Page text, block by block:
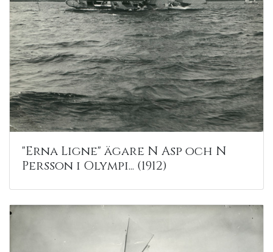
"Erna Ligne" ägare N Asp och N
Persson i Olympi... (1912)